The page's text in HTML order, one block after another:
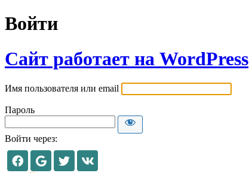
Войти
Сайт работает на WordPress
Имя пользователя или email
Пароль
Войти через: